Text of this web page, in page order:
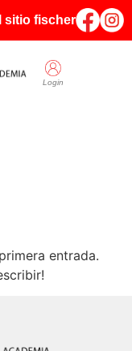
sitio fischer
Login
entrada.